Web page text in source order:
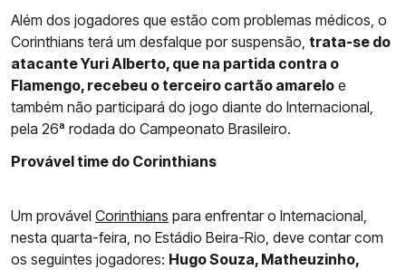
Além dos jogadores que estão com problemas médicos, o
Corinthians terá um desfalque por suspensão, trata-se do
atacante Yuri Alberto, que na partida contra o
Flamengo, recebeu o terceiro cartão amarelo e
também não participará do jogo diante do Internacional,
pela 26ª rodada do Campeonato Brasileiro.
Provável time do Corinthians
Um provável Corinthians para enfrentar o Internacional,
nesta quarta-feira, no Estádio Beira-Rio, deve contar com
os seguintes jogadores: Hugo Souza, Matheuzinho,